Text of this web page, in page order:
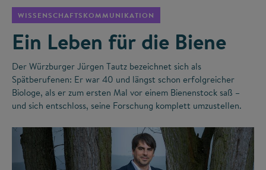
WISSENSCHAFTSKOMMUNIKATION
Ein Leben für die Biene
Der Würzburger Jürgen Tautz bezeichnet sich als
Spätberufenen: Er war 40 und längst schon erfolgreicher
Biologe, als er zum ersten Mal vor einem Bienenstock saß –
und sich entschloss, seine Forschung komplett umzustellen.